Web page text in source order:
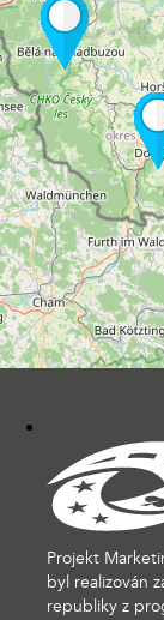
Projekt
byl realizován
republiky z